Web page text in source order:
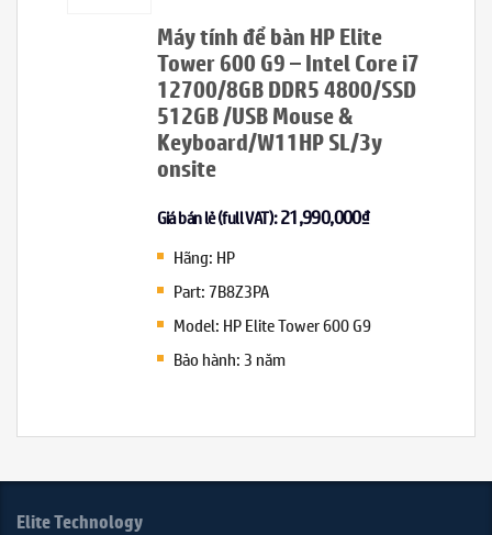
Máy tính để bàn HP Elite
Tower 600 G9 – Intel Core i7
12700/8GB DDR5 4800/SSD
512GB /USB Mouse &
Keyboard/W11HP SL/3y
onsite
Giá bán lẻ (full VAT):21,990,000₫
Hãng: HP
Part: 7B8Z3PA
Model: HP Elite Tower 600 G9
Bảo hành: 3 năm
Elite Technology